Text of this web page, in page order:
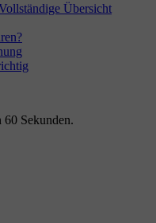
Übersicht
Sekunden.